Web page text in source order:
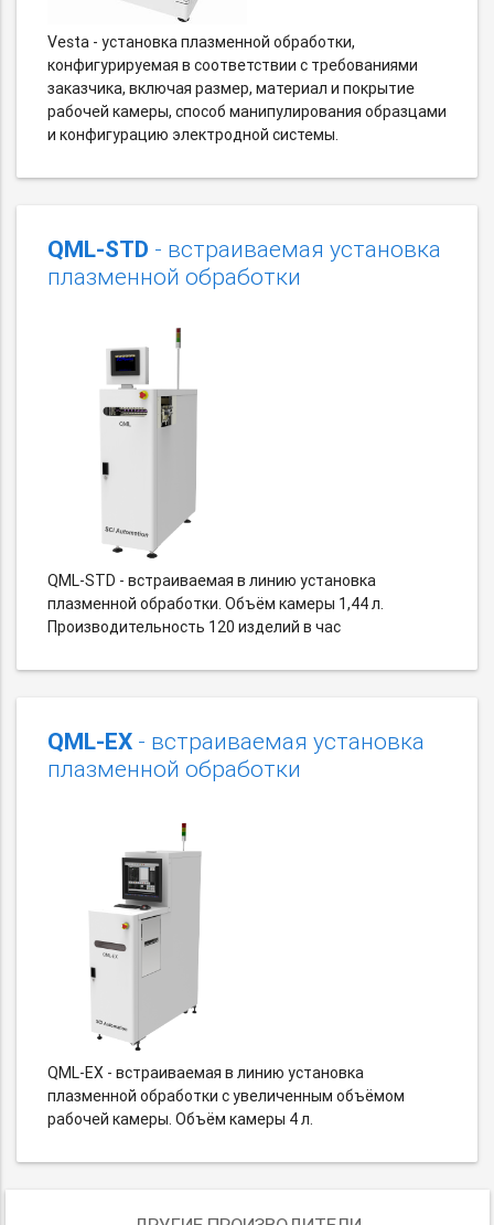
Vesta - установка плазменной обработки,
конфигурируемая в соответствии с требованиями
заказчика, включая размер, материал и покрытие
рабочей камеры, способ манипулирования образцами
и конфигурацию электродной системы.
QML-STD - встраиваемая установка
плазменной обработки
QML-STD - встраиваемая в линию установка
плазменной обработки. Объём камеры 1,44 л.
Производительность 120 изделий в час
QML-EX - встраиваемая установка
плазменной обработки
QML-EX - встраиваемая в линию установка
плазменной обработки с увеличенным объёмом
рабочей камеры. Объём камеры 4 л.